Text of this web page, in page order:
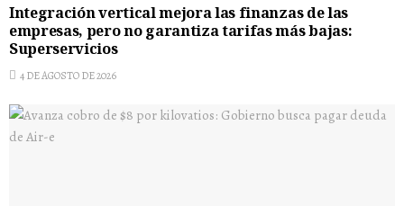
Integración vertical mejora las finanzas de las
empresas, pero no garantiza tarifas más bajas:
Superservicios
4 DE AGOSTO DE 2026